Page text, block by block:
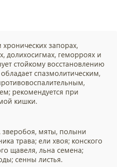
запорах,
долихосигмах, геморроях и
стойкому восстановлению
спазмолитическим,
рекомендуется при
кишки.
зверобоя, мяты, полыни
трава; ели хвоя; конского
щавеля, льна семена;
сенны листья.